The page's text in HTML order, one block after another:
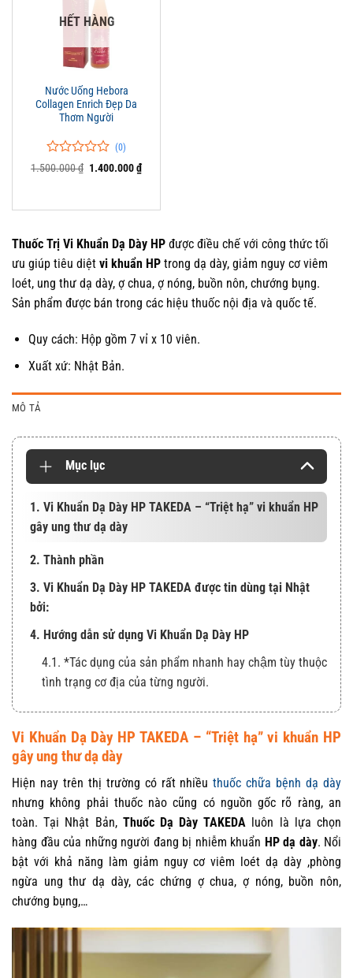
HẾT HÀNG
Nước Uống Hebora
Collagen Enrich Đẹp Da
Thơm Người
0
0
(0)
1.500.000₫ Giá
1.400.000₫Giá
hiện
1.400.000 ₫.
Thuốc Trị Vi Khuẩn Dạ Dày HP được điều chế với công thức tối
ưu giúp tiêu diệt vi khuẩn HP trong dạ dày, giảm nguy cơ viêm
loét, ung thư dạ dày, ợ chua, ợ nóng, buồn nôn, chướng bụng.
Sản phẩm được bán trong các hiệu thuốc nội địa và quốc tế.
Quy cách: Hộp gồm 7 vỉ x 10 viên.
Xuất xứ: Nhật Bản.
MÔ TẢ
Mục lục
1. Vi Khuẩn Dạ Dày HP TAKEDA – “Triệt hạ” vi khuẩn HP
gây ung thư dạ dày
2. Thành phần
3. Vi Khuẩn Dạ Dày HP TAKEDA được tin dùng tại Nhật
bởi:
4. Hướng dẫn sử dụng Vi Khuẩn Dạ Dày HP
4.1. *Tác dụng của sản phẩm nhanh hay chậm tùy thuộc
tình trạng cơ địa của từng người.
Vi Khuẩn Dạ Dày HP TAKEDA – “Triệt hạ” vi khuẩn HP
gây ung thư dạ dày
Hiện nay trên thị trường có rất nhiềuthuốc chữa bệnh dạ dày
nhưng không phải thuốc nào cũng có nguồn gốc rõ ràng, an
toàn. Tại Nhật Bản, Thuốc Dạ Dày TAKEDA luôn là lựa chọn
hàng đầu của những người đang bị nhiễm khuẩn HP dạ dày. Nổi
bật với khả năng làm giảm nguy cơ viêm loét dạ dày ,phòng
ngừa ung thư dạ dày, các chứng ợ chua, ợ nóng, buồn nôn,
chướng bụng,…